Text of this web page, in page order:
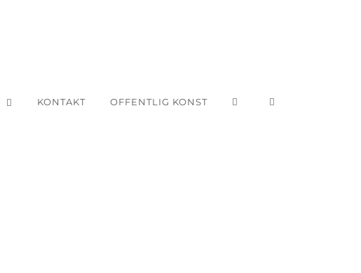
KONTAKT OFFENTLIG KONST